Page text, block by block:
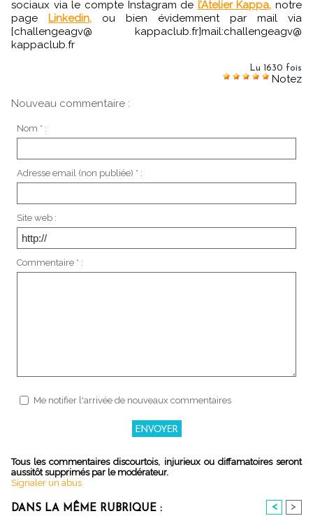
sociaux via le compte Instagram de l’Atelier Kappa, notre
page Linkedin, ou bien évidemment par mail via
[challengeagv@ kappaclub.fr]mail:challengeagv@
kappaclub.fr
Lu 1630 fois
Notez
Nouveau commentaire :
Nom * :
Adresse email (non publiée) * :
Site web :
Commentaire * :
Me notifier l'arrivée de nouveaux commentaires
Tous les commentaires discourtois, injurieux ou diffamatoires seront
aussitôt supprimés par le modérateur.
Signaler un abus
DANS LA MÊME RUBRIQUE : < >